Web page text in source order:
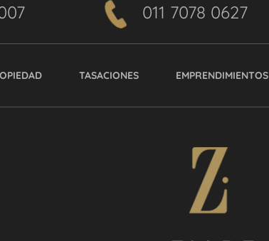
011 7078 0627
TASACIONES EMPRENDIMIENTOS